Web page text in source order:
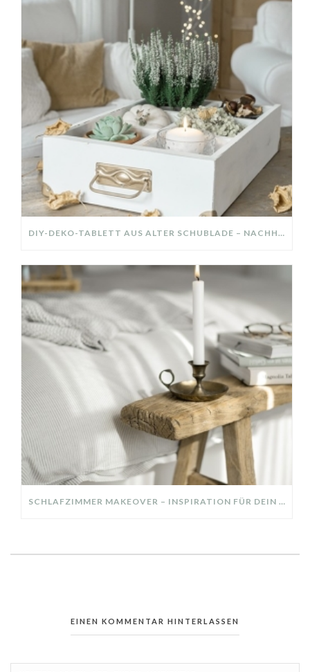
DIY-DEKO-TABLETT AUS ALTER SCHUBLADE – NACHHALTIGE HERBSTDEKO SELBER MACHEN!
SCHLAFZIMMER MAKEOVER – INSPIRATION FÜR DEIN SCHLAFZIMMER: AUS ALT MACH NEU – HELL, GEMÜTLICH UND EINLADEND
EINEN KOMMENTAR HINTERLASSEN